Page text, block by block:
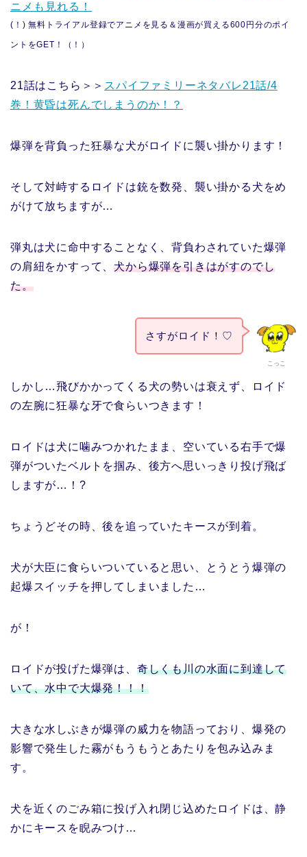
ニメも見れる！
(！) 無料トライアル登録でアニメを見る＆漫画が買える600円分のポイ
ントをGET！（！）
21話はこちら＞＞ スパイファミリーネタバレ21話/4
巻！黄昏は死んでしまうのか！？
爆弾を背負った狂暴な犬がロイドに襲い掛かります！
そして対峙するロイドは銃を数発、襲い掛かる犬をめ
がけて放ちますが…
弾丸は犬に命中することなく、背負わされていた爆弾
の肩紐をかすって、犬から爆弾を引きはがすのでし
た。
こっこ
さすがロイド！♡
しかし…飛びかかってくる犬の勢いは衰えず、ロイド
の左腕に狂暴な牙で食らいつきます！
ロイドは犬に噛みつかれたまま、空いている右手で爆
弾がついたベルトを掴み、後方へ思いっきり投げ飛ば
しますが…！?
ちょうどその時、後を追っていたキースが到着。
犬が大臣に食らいついていると思い、とうとう爆弾の
起爆スイッチを押してしまいました…
が！
ロイドが投げた爆弾は、 奇しくも川の水面に到達して
いて、水中で大爆発！！！
大きな水しぶきが爆弾の威力を物語っており、爆発の
影響で発生した霧がもうもうとあたりを包み込みま
す。
犬を近くのごみ箱に投げ入れ閉じ込めたロイドは、静
かにキースを睨みつけ…